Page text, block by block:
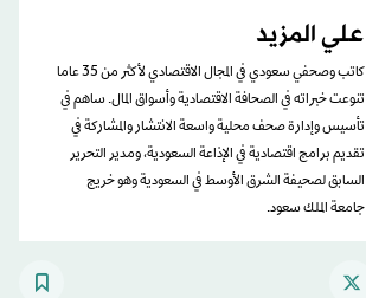
علي المزيد
كاتب وصحفي سعودي في المجال الاقتصادي لأكثر من 35 عاما
تنوعت خبراته في الصحافة الاقتصادية وأسواق المال. ساهم في
تأسيس وإدارة صحف محلية واسعة الانتشار والمشاركة في
تقديم برامج اقتصادية في الإذاعة السعودية، ومدير التحرير
السابق لصحيفة الشرق الأوسط في السعودية وهو خريج
جامعة الملك سعود.